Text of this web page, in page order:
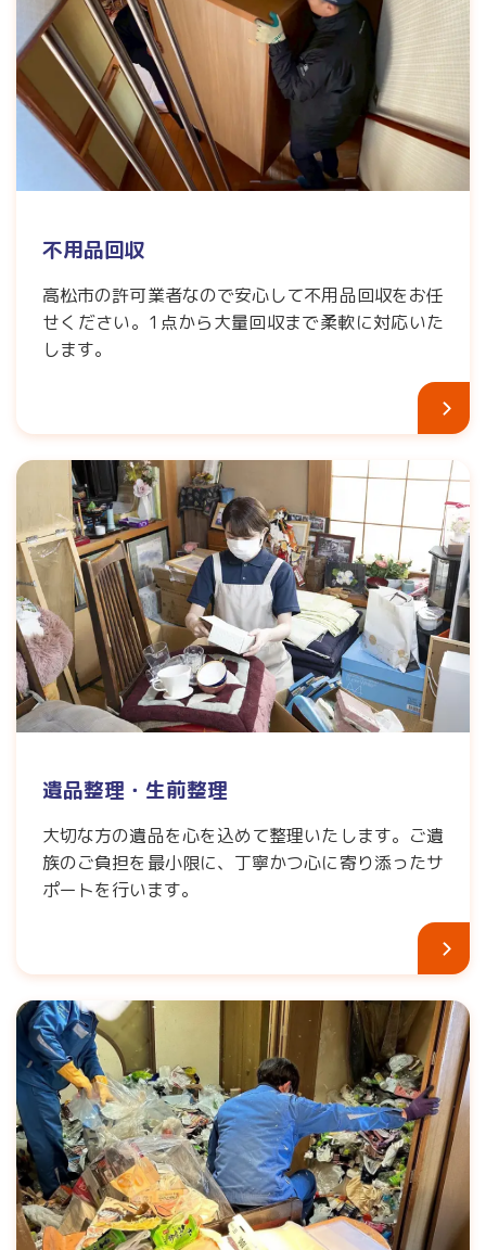
不用品回収
高松市の許可業者なので安心して不用品回収をお任
せください。1点から大量回収まで柔軟に対応いた
します。
遺品整理・生前整理
大切な方の遺品を心を込めて整理いたします。ご遺
族のご負担を最小限に、丁寧かつ心に寄り添ったサ
ポートを行います。